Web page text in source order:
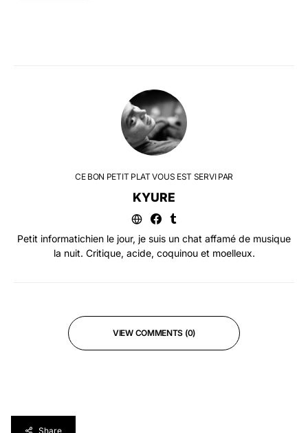
CE BON PETIT PLAT VOUS EST SERVI PAR
KYURE
Petit informatichien le jour, je suis un chat affamé de musique
la nuit. Critique, acide, coquinou et moelleux.
VIEW COMMENTS (0)
Share